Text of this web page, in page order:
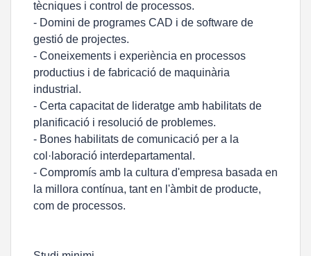
tècniques i control de processos.
- Domini de programes CAD i de software de
gestió de projectes.
- Coneixements i experiència en processos
productius i de fabricació de maquinària
industrial.
- Certa capacitat de lideratge amb habilitats de
planificació i resolució de problemes.
- Bones habilitats de comunicació per a la
col·laboració interdepartamental.
- Compromís amb la cultura d'empresa basada en
la millora contínua, tant en l'àmbit de producte,
com de processos.